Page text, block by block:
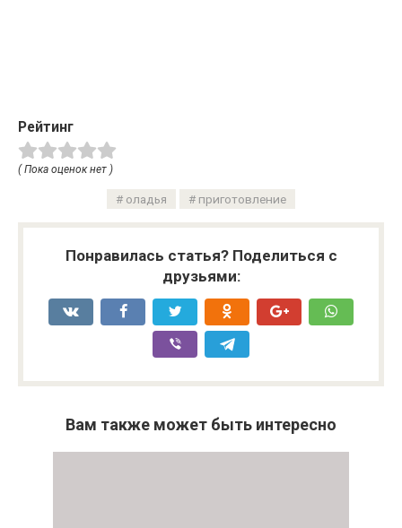
Рейтинг
( Пока оценок нет )
оладья приготовление
Понравилась статья? Поделиться с
друзьями:
Вам также может быть интересно